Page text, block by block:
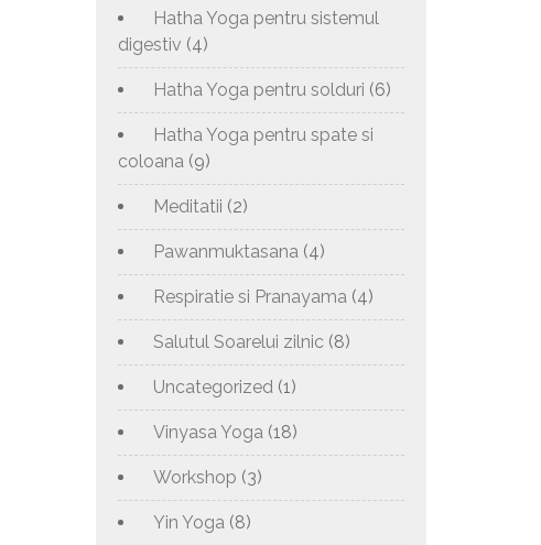
Hatha Yoga pentru sistemul
digestiv (4)
Hatha Yoga pentru solduri (6)
Hatha Yoga pentru spate si
coloana (9)
Meditatii (2)
Pawanmuktasana (4)
Respiratie si Pranayama (4)
Salutul Soarelui zilnic (8)
Uncategorized (1)
Vinyasa Yoga (18)
Workshop (3)
Yin Yoga (8)